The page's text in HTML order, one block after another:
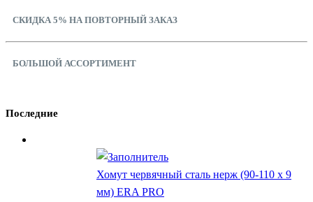
СКИДКА 5% НА ПОВТОРНЫЙ ЗАКАЗ
БОЛЬШОЙ АССОРТИМЕНТ
Последние
Хомут червячный сталь нерж (90-110 x 9
мм) ERA PRO